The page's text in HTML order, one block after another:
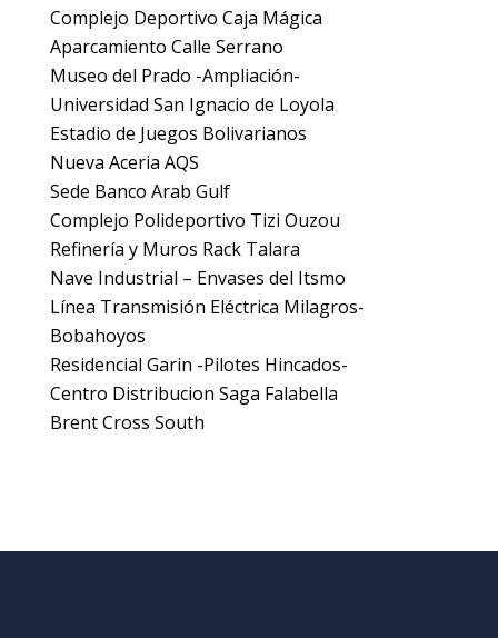
Complejo Deportivo Caja Mágica
Aparcamiento Calle Serrano
Museo del Prado -Ampliación-
Universidad San Ignacio de Loyola
Estadio de Juegos Bolivarianos
Nueva Aceria AQS
Sede Banco Arab Gulf
Complejo Polideportivo Tizi Ouzou
Refinería y Muros Rack Talara
Nave Industrial – Envases del Itsmo
Línea Transmisión Eléctrica Milagros-
Bobahoyos
Residencial Garin -Pilotes Hincados-
Centro Distribucion Saga Falabella
Brent Cross South